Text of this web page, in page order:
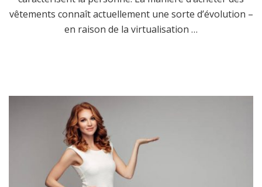
vêtements connaît actuellement une sorte d’évolution –
en raison de la virtualisation …